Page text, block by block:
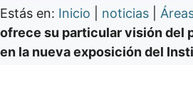
Estás en: Inicio noticias
ofrece su particular visión del
en la nueva exposición del